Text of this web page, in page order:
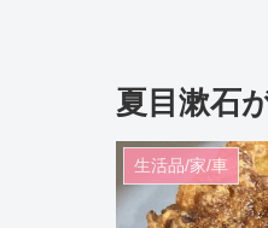
夏目漱石
生活品/家/車